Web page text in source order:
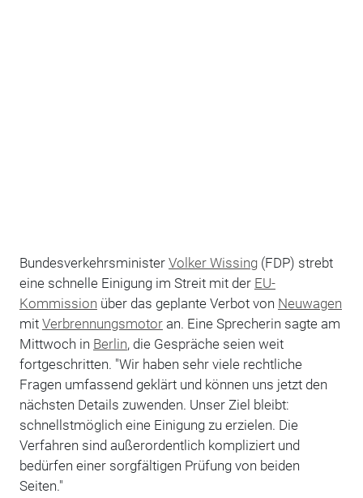
Bundesverkehrsminister Volker Wissing(FDP) strebt
eine schnelle Einigung im Streit mit der EU-
Kommission über das geplante Verbot von Neuwagen
mit Verbrennungsmotoran. Eine Sprecherin sagte am
Mittwoch in Berlin, die Gespräche seien weit
fortgeschritten. "Wir haben sehr viele rechtliche
Fragen umfassend geklärt und können uns jetzt den
nächsten Details zuwenden. Unser Ziel bleibt:
schnellstmöglich eine Einigung zu erzielen. Die
Verfahren sind außerordentlich kompliziert und
bedürfen einer sorgfältigen Prüfung von beiden
Seiten."